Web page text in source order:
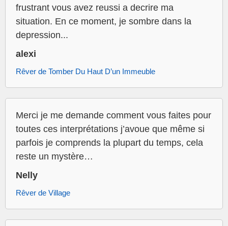
frustrant vous avez reussi a decrire ma
situation. En ce moment, je sombre dans la
depression...
alexi
Rêver de Tomber Du Haut D’un Immeuble
Merci je me demande comment vous faites pour
toutes ces interprétations j’avoue que même si
parfois je comprends la plupart du temps, cela
reste un mystère…
Nelly
Rêver de Village